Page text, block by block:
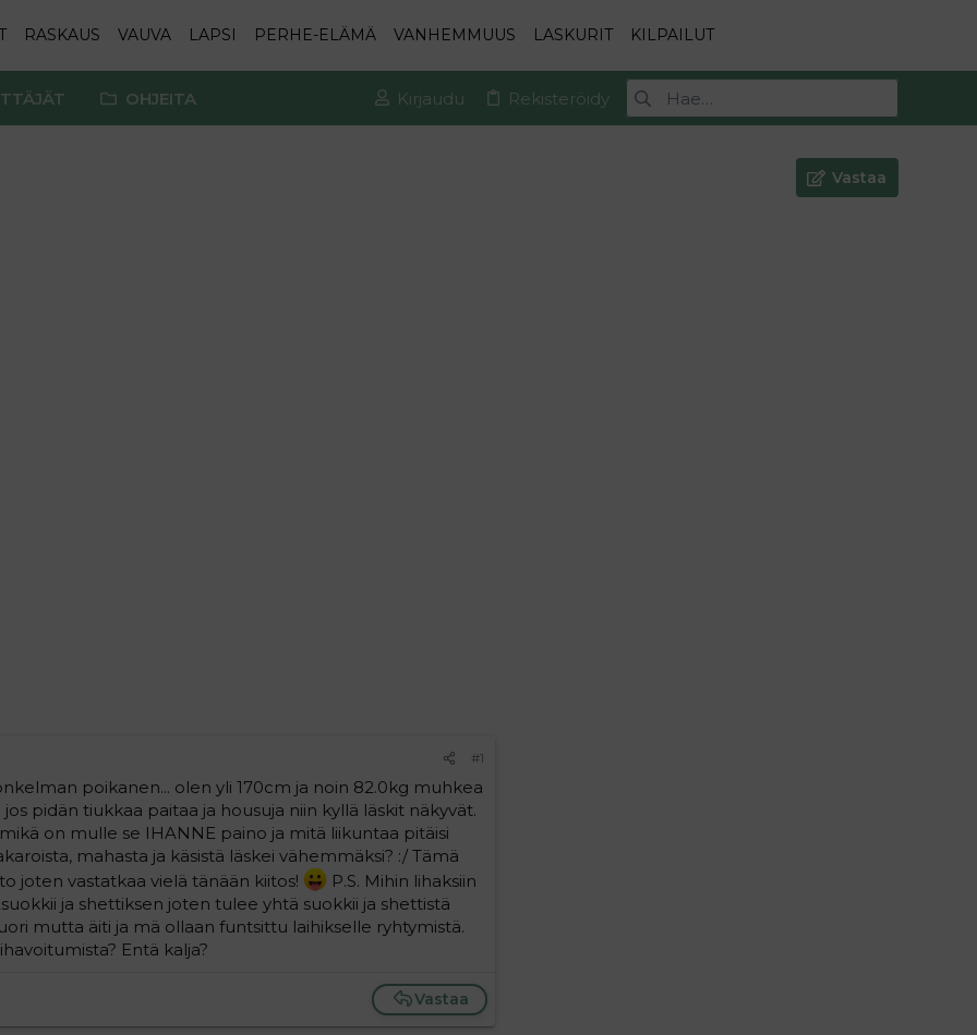
RASKAUS VAUVA LAPSI PERHE-ELÄMÄ VANHEMMUUS LASKURIT KILPAILUT
OHJEITA Kirjaudu Rekisteröidy
Vastaa
#1
poikanen... olen yli 170cm ja noin 82.0kg muhkea
pidän tiukkaa paitaa ja housuja niin kyllä läskit näkyvät.
on mulle se IHANNE paino ja mitä liikuntaa pitäisi
mahasta ja käsistä läskei vähemmäksi? :/ Tämä
joten vastatkaa vielä tänään kiitos!
P.S. Mihin lihaksiin
ja shettiksen joten tulee yhtä suokkii ja shettistä
mutta äiti ja mä ollaan funtsittu laihikselle ryhtymistä.
Entä kalja?
Vastaa